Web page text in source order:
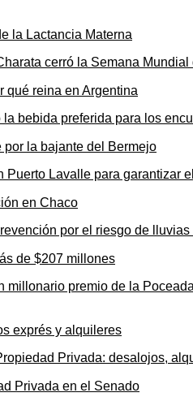
cerró la Semana
bebida preferida para los
Puerto Lavalle para garantizar
por el riesgo de
millonario premio de la
Privada: desalojos,